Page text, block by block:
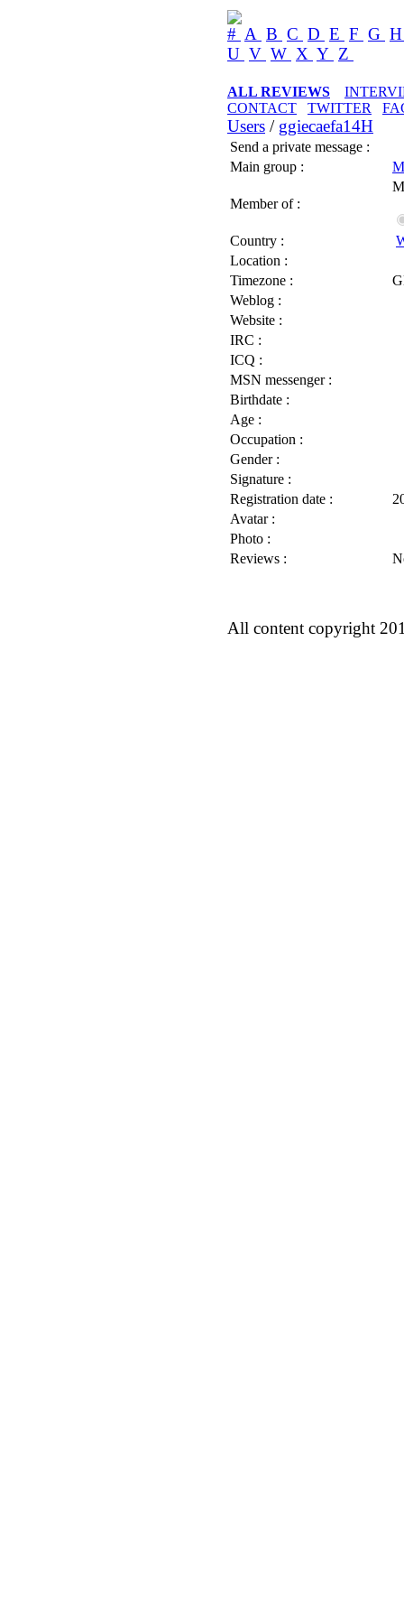
# A B C D E F G
U V W X Y Z
ALL REVIEWS
CONTACT
TWITTER
Users / ggiecaefa14H
Send a private message :
Main group :
Member of :
Country :
Location :
Timezone :
Weblog :
Website :
IRC :
ICQ :
MSN messenger :
Birthdate :
Age :
Occupation :
Gender :
Signature :
Registration date :
Avatar :
Photo :
Reviews :
All content copyright